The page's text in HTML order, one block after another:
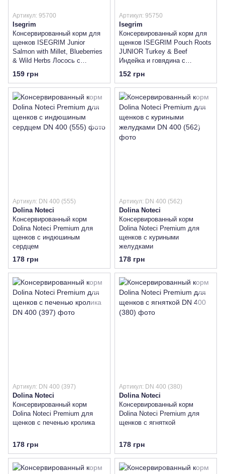
Артикул: 95700
Isegrim
Консервированный корм для
щенков ISEGRIM Junior
Salmon with Millet, Blueberries
& Wild Herbs Лосось с
просом, черникой
159 грн
Артикул: 95750
Isegrim
Консервированный корм для
щенков ISEGRIM Pouch Roots
JUNIOR Turkey & Beef
Индейка и говядина с
бататом, лососевым жиром,
травами
152 грн
Артикул: DN 400 (555)
Dolina Noteci
Консервированный корм
Dolina Noteci Premium для
щенков с индюшиным
сердцем
178 грн
Артикул: DN 400 (562)
Dolina Noteci
Консервированный корм
Dolina Noteci Premium для
щенков с куриными
желудками
178 грн
Артикул: DN 400 (397)
Dolina Noteci
Консервированный корм
Dolina Noteci Premium для
щенков с печенью кролика
178 грн
Артикул: DN 400 (380)
Dolina Noteci
Консервированный корм
Dolina Noteci Premium для
щенков с ягняткой
178 грн